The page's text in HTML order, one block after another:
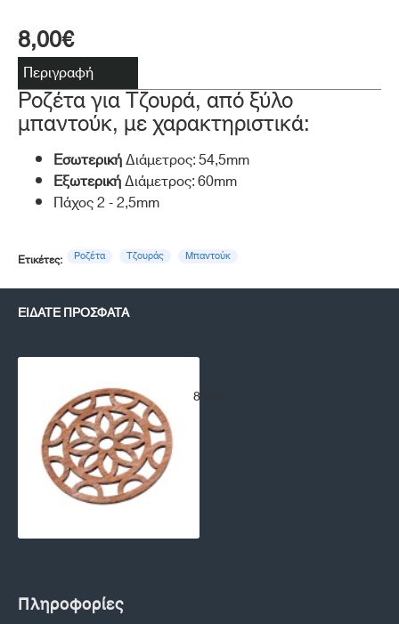
8,00€
Περιγραφή
Ροζέτα για Tζουρά, από ξύλο
μπαντούκ, με χαρακτηριστικά:
ΕσωτερικήΔιάμετρος: 54,5mm
ΕξωτερικήΔιάμετρος: 60mm
Πάχος 2 - 2,5mm
Ετικέτες: Ροζέτα Τζουράς Μπαντούκ
ΕΊΔΑΤΕ ΠΡΌΣΦΑΤΑ
8,00€
Πληροφορίες